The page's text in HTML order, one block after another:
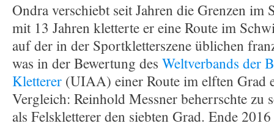
Ondra verschiebt seit Jahren die Grenzen im
mit 13 Jahren kletterte er eine Route im
auf der in der Sportkletterszene üblichen
was in der Bewertung des Weltverbands der
Kletterer (UIAA) einer Route im elften Grad
Vergleich: Reinhold Messner beherrschte zu
als Felskletterer den siebten Grad. Ende